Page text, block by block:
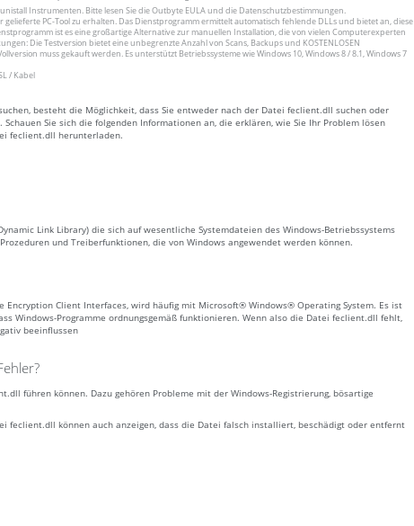
Instrumenten. Bitte lesen Sie die Outbyte EULAund die Datenschutzbestimmungen.
gelieferte PC-Tool zu erhalten. Das Dienstprogramm ermittelt automatisch fehlende DLLs und bietet an, diese
ist es eine großartige Alternative zur manuellen Installation, die von vielen Computerexperten
Die Testversion bietet eine unbegrenzte Anzahl von Scans, Backups und KOSTENLOSEN
muss gekauft werden. Es unterstützt Betriebssysteme wie Windows 10, Windows 8 / 8.1, Windows 7
/ Kabel
besteht die Möglichkeit, dass Sie entweder nach der Datei feclient.dll suchen oder
Sie sich die folgenden Informationen an, die erklären, wie Sie Ihr Problem lösen
feclient.dll herunterladen.
Link Library) die sich auf wesentliche Systemdateien des Windows-Betriebssystems
und Treiberfunktionen, die von Windows angewendet werden können.
Encryption Client Interfaces, wird häufig mit Microsoft® Windows® Operating System. Es ist
Windows-Programme ordnungsgemäß funktionieren. Wenn also die Datei feclient.dll fehlt,
beeinflussen
führen können. Dazu gehören Probleme mit der Windows-Registrierung, bösartige
feclient.dll können auch anzeigen, dass die Datei falsch installiert, beschädigt oder entfernt